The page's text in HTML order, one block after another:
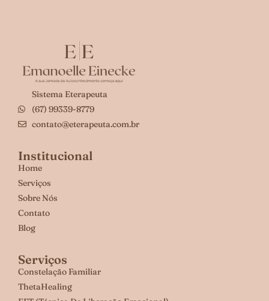
Sistema Eterapeuta
(67) 99339-8779
contato@eterapeuta.com.br
Institucional
Home
Serviços
Sobre Nós
Contato
Blog
Serviços
Constelação Familiar
ThetaHealing